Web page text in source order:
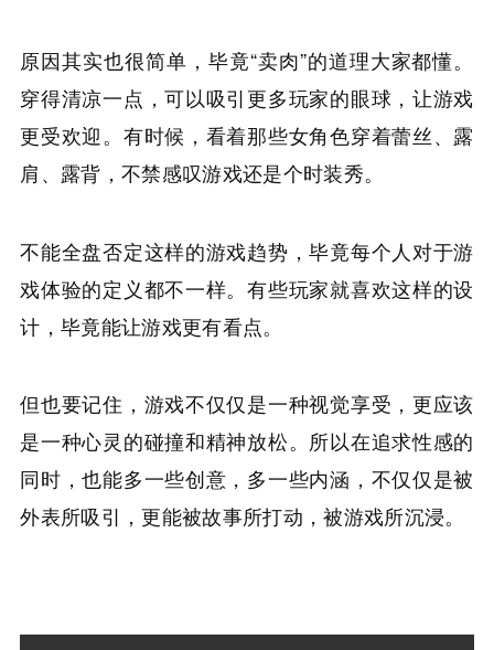
原因其实也很简单，毕竟“卖肉”的道理大家都懂。
穿得清凉一点，可以吸引更多玩家的眼球，让游戏
更受欢迎。有时候，看着那些女角色穿着蕾丝、露
肩、露背，不禁感叹游戏还是个时装秀。
不能全盘否定这样的游戏趋势，毕竟每个人对于游
戏体验的定义都不一样。有些玩家就喜欢这样的设
计，毕竟能让游戏更有看点。
但也要记住，游戏不仅仅是一种视觉享受，更应该
是一种心灵的碰撞和精神放松。所以在追求性感的
同时，也能多一些创意，多一些内涵，不仅仅是被
外表所吸引，更能被故事所打动，被游戏所沉浸。